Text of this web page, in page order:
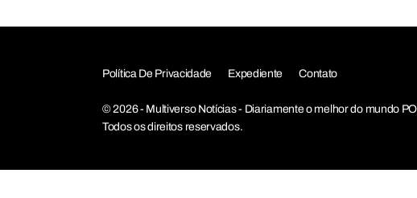
Política De Privacidade Expediente Contato
© 2026 - Multiverso Notícias - Diariamente o melhor do mundo
Todos os direitos reservados.